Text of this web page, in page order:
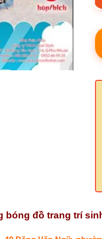
bóng đồ trang trí